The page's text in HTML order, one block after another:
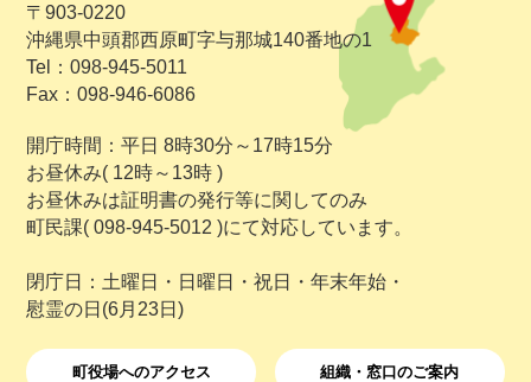
〒903-0220
沖縄県中頭郡西原町字与那城140番地の1
Tel：098-945-5011
Fax：098-946-6086
開庁時間：平日 8時30分～17時15分
お昼休み( 12時～13時 )
お昼休みは証明書の発行等に関してのみ
町民課( 098-945-5012 )にて対応しています。
閉庁日：土曜日・日曜日・祝日・年末年始・
慰霊の日(6月23日)
町役場へのアクセス 組織・窓口のご案内